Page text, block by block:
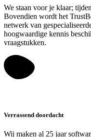
We staan voor je klaar;
Bovendien wordt het
netwerk van
hoogwaardige kennis
vraagstukken.
Verrassend doordacht
Wij maken al 25 jaar